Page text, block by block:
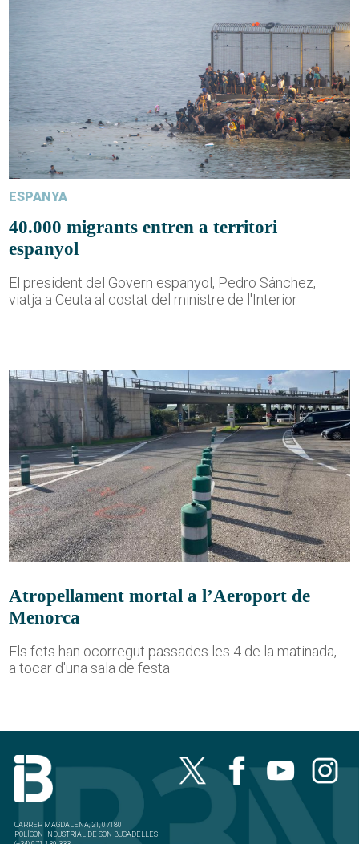
ESPANYA
40.000 migrants entren a territori
espanyol
El president del Govern espanyol, Pedro Sánchez,
viatja a Ceuta al costat del ministre de l'Interior
Atropellament mortal a l’Aeroport de
Menorca
Els fets han ocorregut passades les 4 de la matinada,
a tocar d'una sala de festa
CARRER MAGDALENA, 21, 07180
POLÍGON INDUSTRIAL DE SON BUGADELLES